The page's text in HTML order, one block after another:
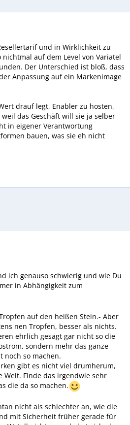
und in Wirklichkeit zu
nichtmal auf dem Level von Variatel
Der Unterschied ist bloß, dass
Anpassung auf ein Markenimage
drauf legt, Enabler zu hosten,
das Geschäft will sie ja selber
in eigener Verantwortung
bauen, was sie eh nicht
ich genauso schwierig und wie Du
in Abhängigkeit zum
auf den heißen Stein.- Aber
nen Tropfen, besser als nichts.
ehrlich gesagt gar nicht so die
sondern mehr das ganze
noch so machen.
gibt es nicht viel drumherum,
Welt. Finde das irgendwie sehr
die da so machen.
nicht als schlechter an, wie die
mit Sicherheit früher gerade für